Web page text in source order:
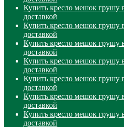
Купить кресло мешок грушу
доставкой
Купить кресло мешок грушу
доставкой
Купить кресло мешок грушу
доставкой
Купить кресло мешок грушу
доставкой
Купить кресло мешок грушу
доставкой
Купить кресло мешок грушу
доставкой
Купить кресло мешок грушу
доставкой